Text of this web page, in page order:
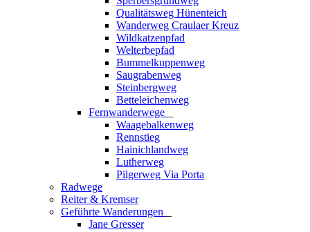
Qualitätsweg Hünenteich
Wanderweg Craulaer Kreuz
Wildkatzenpfad
Welterbepfad
Bummelkuppenweg
Saugrabenweg
Steinbergweg
Betteleichenweg
Fernwanderwege
Waagebalkenweg
Rennstieg
Hainichlandweg
Lutherweg
Pilgerweg Via Porta
Radwege
Reiter & Kremser
Geführte Wanderungen
Jane Gresser